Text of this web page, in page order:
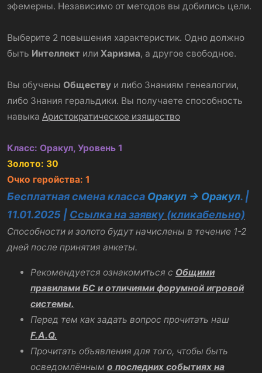
эфемерны. Независимо от методов вы добились цели.
Выберите 2 повышения характеристик. Одно должно
быть Интеллект или Харизма, а другое свободное.
Вы обучены Обществу и либо Знаниям генеалогии,
либо Знания геральдики. Вы получаете способность
навыка Аристократическое изящество
Класс: Оракул, Уровень 1
Золото: 30
Очко геройства: 1
Бесплатная смена класса Оракул -> Оракул. |
11.01.2025 | Ссылка на заявку (кликабельно)
Способности и золото будут начислены в течение 1-2
дней после принятия анкеты.
Рекомендуется ознакомиться с Общими
правилами БС и отличиями форумной игровой
системы.
Перед тем как задать вопрос прочитать наш
F.A.Q.
Прочитать объявления для того, чтобы быть
осведомлённым о последних событиях на